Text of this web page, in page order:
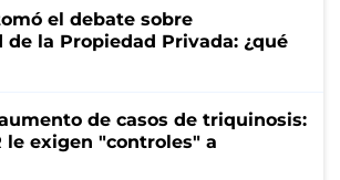
el debate sobre
la Propiedad Privada: ¿qué
de casos de triquinosis:
le exigen "controles" a